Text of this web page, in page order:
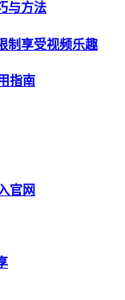
与方法
制享受视频乐趣
指南
官网